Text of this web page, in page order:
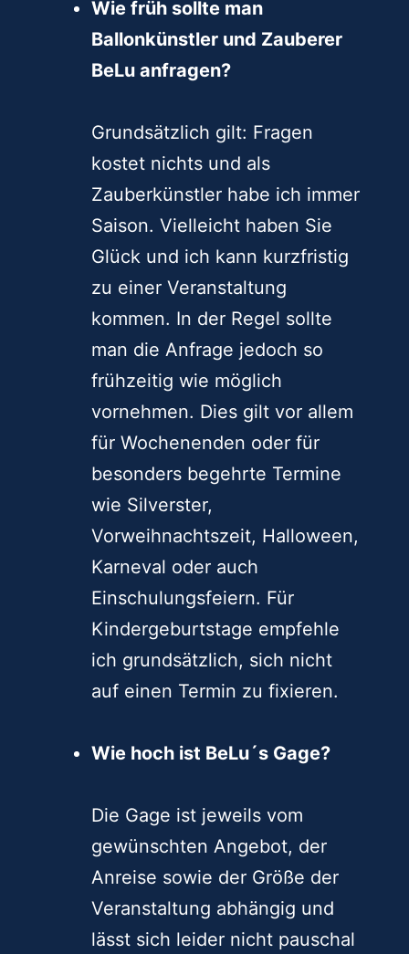
Wie früh sollte man
Ballonkünstler und Zauberer
BeLu anfragen?
Grundsätzlich gilt: Fragen
kostet nichts und als
Zauberkünstler habe ich immer
Saison. Vielleicht haben Sie
Glück und ich kann kurzfristig
zu einer Veranstaltung
kommen. In der Regel sollte
man die Anfrage jedoch so
frühzeitig wie möglich
vornehmen. Dies gilt vor allem
für Wochenenden oder für
besonders begehrte Termine
wie Silverster,
Vorweihnachtszeit, Halloween,
Karneval oder auch
Einschulungsfeiern. Für
Kindergeburtstage empfehle
ich grundsätzlich, sich nicht
auf einen Termin zu fixieren.
Wie hoch ist BeLu´s Gage?
Die Gage ist jeweils vom
gewünschten Angebot, der
Anreise sowie der Größe der
Veranstaltung abhängig und
lässt sich leider nicht pauschal